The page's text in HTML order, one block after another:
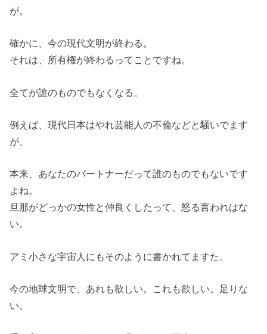
が。
確かに、今の現代文明が終わる。
それは、所有権が終わるってことですね。
全てが誰のものでもなくなる。
例えば、現代日本はやれ芸能人の不倫などと騒いでます
が、
本来、あなたのパートナーだって誰のものでもないです
よね。
旦那がどっかの女性と仲良くしたって、怒る言われはな
い。
アミ小さな宇宙人にもそのように書かれてますた。
今の地球文明で、あれも欲しい。これも欲しい。足りな
い。